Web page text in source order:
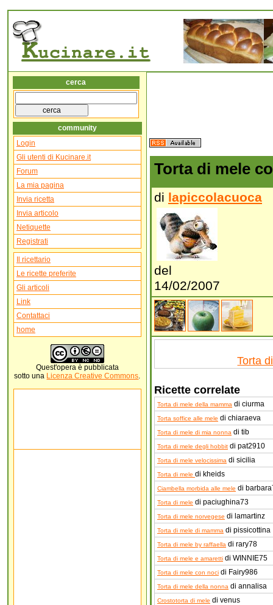
cerca
community
Login
Gli utenti di Kucinare.it
Forum
La mia pagina
Invia ricetta
Invia articolo
Netiquette
Registrati
Il ricettario
Le ricette preferite
Gli articoli
Link
Contattaci
home
Quest'opera è pubblicata
sotto una Licenza Creative Commons.
Torta di mele
di lapiccolacuoca
del
14/02/2007
Torta
Ricette correlate
Torta di mele della mamma di ciurma
Torta soffice alle mele di chiaraeva
Torta di mele di mia nonna di tib
Torta di mele degli hobbit di pat2910
Torta di mele velocissima di sicilia
Torta di mele di kheids
Ciambella morbida alle mele di
Torta di mele di paciughina73
Torta di mele norvegese di lamartinz
Torta di mele di mamma di pissicottina
Torta di mele by raffaella di rary78
Torta di mele e amaretti di WINNIE75
Torta di mele con noci di Fairy986
Torta di mele della nonna di annalisa
Crostotorta di mele di venus